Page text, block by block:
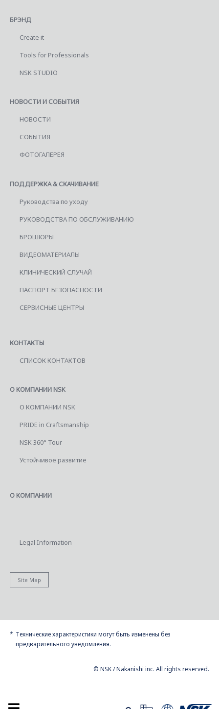
БРЭНД
Create it
Tools for Professionals
NSK STUDIO
НОВОСТИ И СОБЫТИЯ
НОВОСТИ
СОБЫТИЯ
ФОТОГАЛЕРЕЯ
ПОДДЕРЖКА & СКАЧИВАНИЕ
Руководства по уходу
РУКОВОДСТВА ПО ОБСЛУЖИВАНИЮ
БРОШЮРЫ
ВИДЕОМАТЕРИАЛЫ
КЛИНИЧЕСКИЙ СЛУЧАЙ
ПАСПОРТ БЕЗОПАСНОСТИ
СЕРВИСНЫЕ ЦЕНТРЫ
КОНТАКТЫ
СПИСОК КОНТАКТОВ
О КОМПАНИИ NSK
О КОМПАНИИ NSK
PRIDE in Craftsmanship
NSK 360° Tour
Устойчивое развитие
О КОМПАНИИ
Legal Information
Site Map
Технические характеристики могут быть изменены без
предварительного уведомления.
© NSK / Nakanishi inc. All rights reserved.